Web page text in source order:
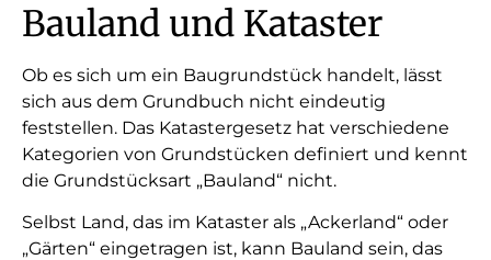
Bauland und Kataster
Ob es sich um ein Baugrundstück handelt, lässt
sich aus dem Grundbuch nicht eindeutig
feststellen. Das Katastergesetz hat verschiedene
Kategorien von Grundstücken definiert und kennt
die Grundstücksart „Bauland“ nicht.
Selbst Land, das im Kataster als „Ackerland“ oder
„Gärten“ eingetragen ist, kann Bauland sein, das